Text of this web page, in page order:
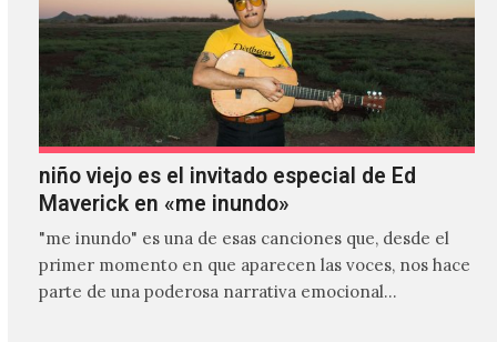
niño viejo es el invitado especial de Ed
Maverick en «me inundo»
"me inundo" es una de esas canciones que, desde el
primer momento en que aparecen las voces, nos hace
parte de una poderosa narrativa emocional…